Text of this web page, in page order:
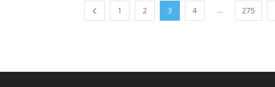
1 2 3 4 ... 275